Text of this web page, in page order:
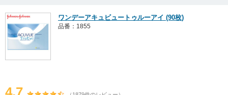
ワンデーアキュビュートゥルーアイ (90枚)
品番：1855